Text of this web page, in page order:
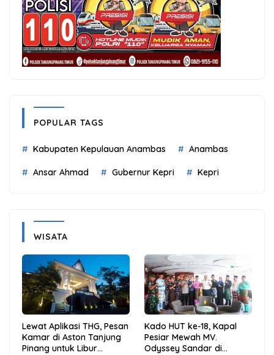
POPULAR TAGS
Kabupaten Kepulauan Anambas Anambas
Ansar Ahmad Gubernur Kepri Kepri
WISATA
Lewat Aplikasi THG, Pesan
Kamar di Aston Tanjung
Pinang untuk Libur
Kado HUT ke-18, Kapal
Pesiar Mewah MV.
Odyssey Sandar di